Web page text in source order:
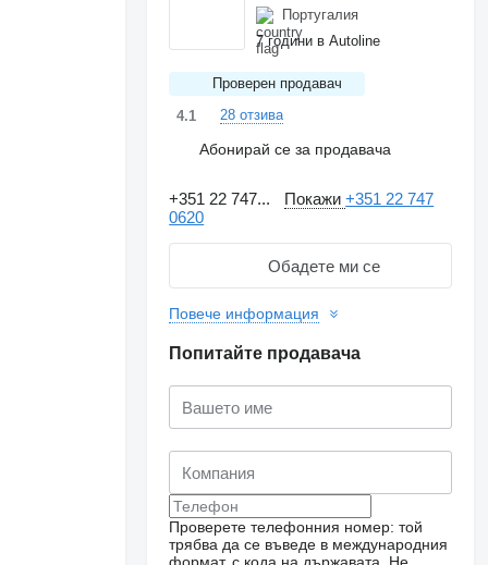
Португалия
7 години в Autoline
Проверен продавач
4.1
28 отзива
Абонирай се за продавача
+351 22 747... Покажи+351 22 747
0620
Обадете ми се
Повече информация
Попитайте продавача
Проверете телефонния номер: той
трябва да се въведе в международния